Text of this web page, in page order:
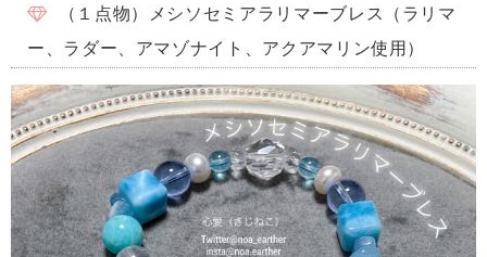
（１点物）メシソセミアラリマーブレス（ラリマ
ー、ラダー、アマゾナイト、アクアマリン使用）